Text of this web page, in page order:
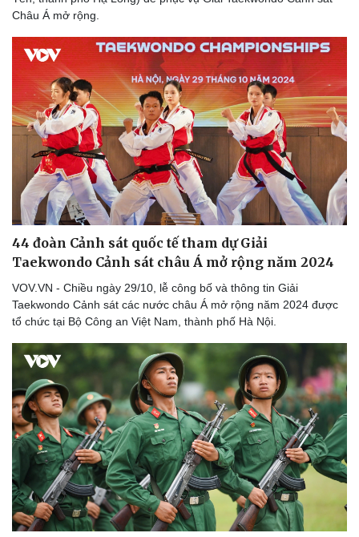
Doanh nghiệp
Thông tin doanh nghiệp
Doanh nghiệp 24h
Doanh nhân
Vì cộng đồng
Công nghệ
Sành điệu
Tin Công nghệ
Trải nghiệm
Chuyển đổi số
Châu Á mở rộng.
44 đoàn Cảnh sát quốc tế tham dự Giải
Taekwondo Cảnh sát châu Á mở rộng năm 2024
VOV.VN - Chiều ngày 29/10, lễ công bố và thông tin Giải
Taekwondo Cảnh sát các nước châu Á mở rộng năm 2024 được
tổ chức tại Bộ Công an Việt Nam, thành phố Hà Nội.